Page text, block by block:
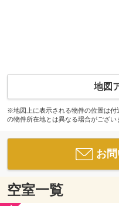
地図
※地図上に表示される物件の位置は付
の物件所在地とは異なる場合がござい
お
空室一覧